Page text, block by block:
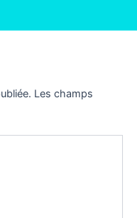
Les champs